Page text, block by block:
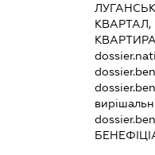
КВАРТАЛ,